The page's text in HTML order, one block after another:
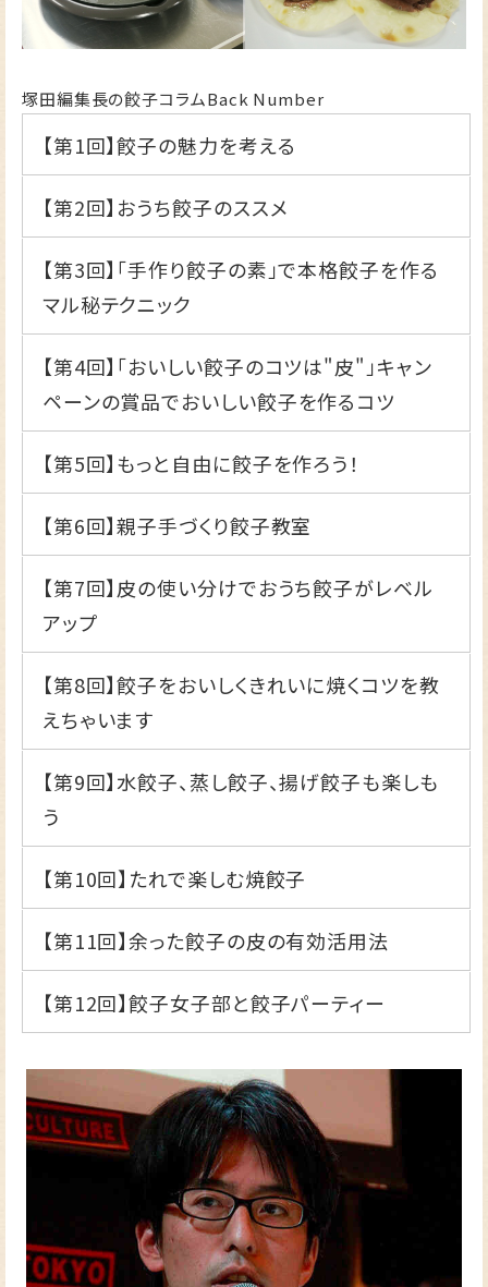
塚田編集長の餃子コラムBack Number
【第1回】餃子の魅力を考える
【第2回】 おうち餃子のススメ
【第3回】 「手作り餃子の素」で本格餃子を作る
マル秘テクニック
【第4回】 「おいしい餃子のコツは"皮"」キャン
ペーンの賞品でおいしい餃子を作るコツ
【第5回】もっと自由に餃子を作ろう！
【第6回】親子手づくり餃子教室
【第7回】皮の使い分けでおうち餃子がレベル
アップ
【第8回】餃子をおいしくきれいに焼くコツを教
えちゃいます
【第9回】水餃子、蒸し餃子、揚げ餃子も楽しも
う
【第10回】 たれで楽しむ焼餃子
【第11回】余った餃子の皮の有効活用法
【第12回】餃子女子部と餃子パーティー